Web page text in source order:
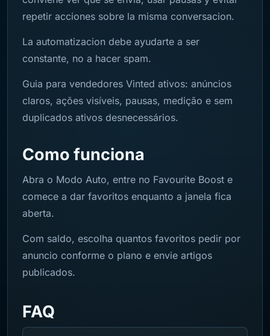
repetir acciones sobre la misma conversacion.
La automatizacion debe ayudarte a ser
constante, no a hacer spam.
Guia para vendedores Vinted ativos: anúncios
claros, ações visíveis, pausas, medição e sem
duplicados ativos desnecessários.
Como funciona
Abra o Modo Auto, entre no Favourite Boost e
comece a dar favoritos enquanto a janela fica
aberta.
Com saldo, escolha quantos favoritos pedir por
anuncio conforme o plano e envie artigos
publicados.
FAQ